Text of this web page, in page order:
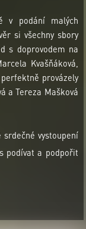
v podání malých
si všechny sbory
s doprovodem na
Kvašňáková,
provázely
a Tereza Mašková
vystoupení
podívat a podpořit